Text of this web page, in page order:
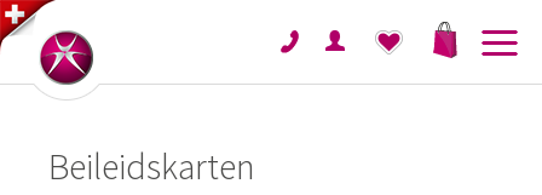
Beileidskarten